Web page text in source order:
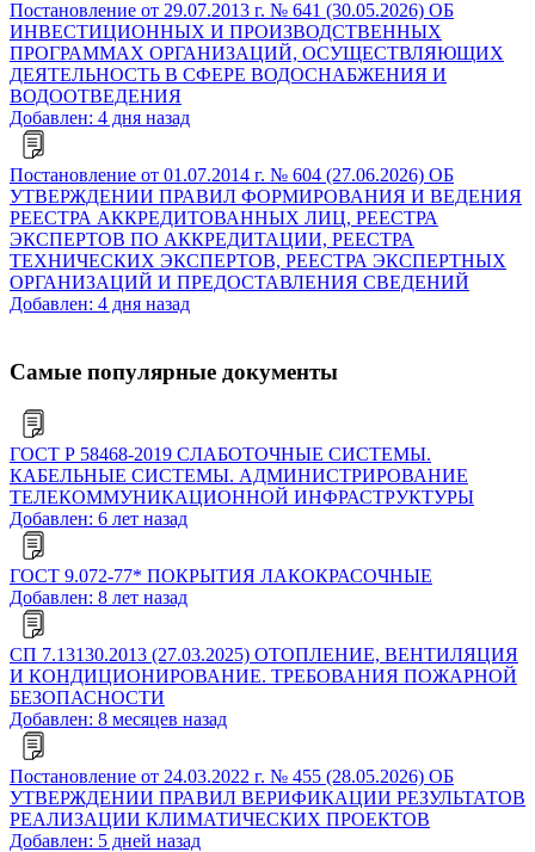
Постановление от 29.07.2013 г. № 641 (30.05.2026) ОБ
ИНВЕСТИЦИОННЫХ И ПРОИЗВОДСТВЕННЫХ
ПРОГРАММАХ ОРГАНИЗАЦИЙ, ОСУЩЕСТВЛЯЮЩИХ
ДЕЯТЕЛЬНОСТЬ В СФЕРЕ ВОДОСНАБЖЕНИЯ И
ВОДООТВЕДЕНИЯ
Добавлен: 4 дня назад
Постановление от 01.07.2014 г. № 604 (27.06.2026) ОБ
УТВЕРЖДЕНИИ ПРАВИЛ ФОРМИРОВАНИЯ И ВЕДЕНИЯ
РЕЕСТРА АККРЕДИТОВАННЫХ ЛИЦ, РЕЕСТРА
ЭКСПЕРТОВ ПО АККРЕДИТАЦИИ, РЕЕСТРА
ТЕХНИЧЕСКИХ ЭКСПЕРТОВ, РЕЕСТРА ЭКСПЕРТНЫХ
ОРГАНИЗАЦИЙ И ПРЕДОСТАВЛЕНИЯ СВЕДЕНИЙ
Добавлен: 4 дня назад
Самые популярные документы
ГОСТ Р 58468-2019 СЛАБОТОЧНЫЕ СИСТЕМЫ.
КАБЕЛЬНЫЕ СИСТЕМЫ. АДМИНИСТРИРОВАНИЕ
ТЕЛЕКОММУНИКАЦИОННОЙ ИНФРАСТРУКТУРЫ
Добавлен: 6 лет назад
ГОСТ 9.072-77* ПОКРЫТИЯ ЛАКОКРАСОЧНЫЕ
Добавлен: 8 лет назад
СП 7.13130.2013 (27.03.2025) ОТОПЛЕНИЕ, ВЕНТИЛЯЦИЯ
И КОНДИЦИОНИРОВАНИЕ. ТРЕБОВАНИЯ ПОЖАРНОЙ
БЕЗОПАСНОСТИ
Добавлен: 8 месяцев назад
Постановление от 24.03.2022 г. № 455 (28.05.2026) ОБ
УТВЕРЖДЕНИИ ПРАВИЛ ВЕРИФИКАЦИИ РЕЗУЛЬТАТОВ
РЕАЛИЗАЦИИ КЛИМАТИЧЕСКИХ ПРОЕКТОВ
Добавлен: 5 дней назад